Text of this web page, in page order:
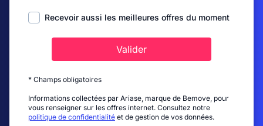
Recevoir aussi les meilleures offres du moment
Valider
* Champs obligatoires
Informations collectées par Ariase, marque de Bemove, pour
vous renseigner sur les offres internet. Consultez notre
politique de confidentialité et de gestion de vos données.